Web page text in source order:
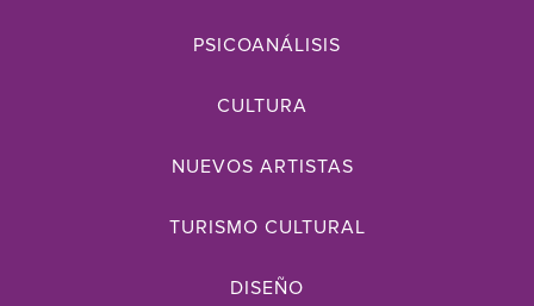
PSICOANÁLISIS
CULTURA
NUEVOS ARTISTAS
TURISMO CULTURAL
DISEÑO